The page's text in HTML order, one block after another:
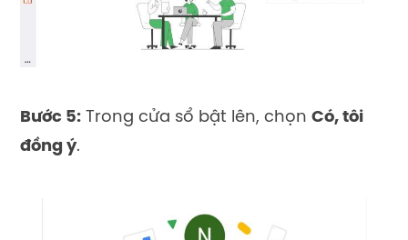
Bước 5: Trong cửa sổ bật lên, chọn Có, tôi
đồng ý.